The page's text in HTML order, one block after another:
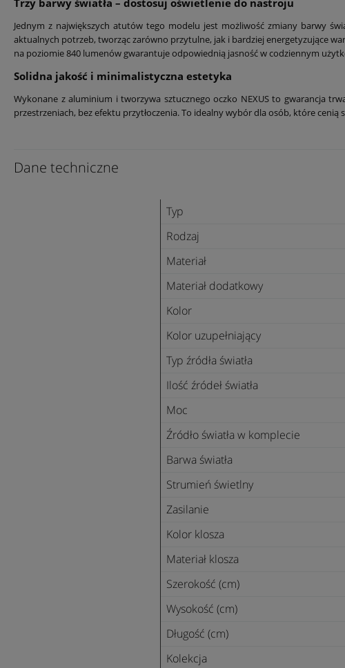
Trzy barwy światła – dostosuj oświetlenie do nastroju
Jednym z największych atutów tego modelu jest możliwość zmiany barwy
aktualnych potrzeb, tworząc zarówno przytulne, jak i bardziej energetyzujące
na poziomie 840 lumenów gwarantuje odpowiednią jasność w codziennym
Solidna jakość i minimalistyczna estetyka
Wykonane z aluminium i tworzywa sztucznego oczko NEXUS to gwarancja
przestrzeniach, bez efektu przytłoczenia. To idealny wybór dla osób, które
Dane techniczne
Typ
Rodzaj
Materiał
Materiał dodatkowy
Kolor
Kolor uzupełniający
Typ źródła światła
Ilość źródeł światła
Moc
Źródło światła w komplecie
Barwa światła
Strumień świetlny
Zasilanie
Kolor klosza
Materiał klosza
Szerokość (cm)
Wysokość (cm)
Długość (cm)
Kolekcja